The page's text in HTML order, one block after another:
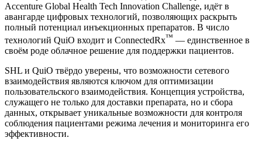
Accenture Global Health Tech Innovation Challenge, идёт в
авангарде цифровых технологий, позволяющих раскрыть
полный потенциал инъекционных препаратов. В число
технологий QuiO входит и ConnectedRx™ — единственное в
своём роде облачное решение для поддержки пациентов.
SHL и QuiO твёрдо уверены, что возможности сетевого
взаимодействия являются ключом для оптимизации
пользовательского взаимодействия. Концепция устройства,
служащего не только для доставки препарата, но и сбора
данных, открывает уникальные возможности для контроля
соблюдения пациентами режима лечения и мониторинга его
эффективности.